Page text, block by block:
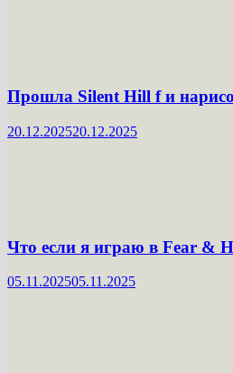
Прошла Silent Hill f и
20.12.202520.12.2025
Что если я играю в Fear &
05.11.202505.11.2025